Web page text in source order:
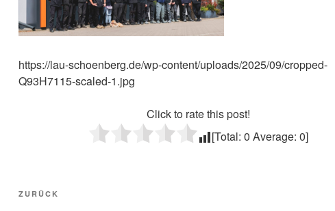
https://lau-schoenberg.de/wp-content/uploads/2025/09/cropped-
Q93H7115-scaled-1.jpg
Click to rate this post!
[Total: 0 Average: 0]
Beitragsnavigation
Vorheriger
ZURÜCK